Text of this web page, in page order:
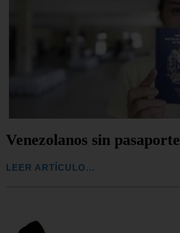
Venezolanos sin pasaporte
LEER ARTÍCULO...